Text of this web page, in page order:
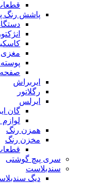
پاشش رنگ
انژکتور
مغزی
صفحه
ایربراش
رگلاتور
ایرلس
گان
همزن رنگ
مخزن رنگ
سری پیچ گوشتی
سندبلاست
دیگ